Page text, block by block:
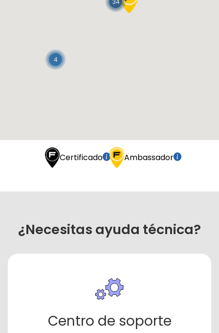
34
4
Certificado Ambassador
¿Necesitas ayuda técnica?
Centro de soporte